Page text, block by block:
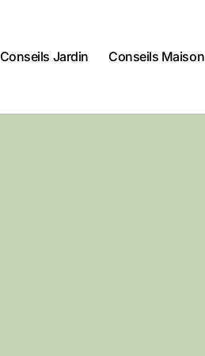
Conseils Jardin Conseils Maison